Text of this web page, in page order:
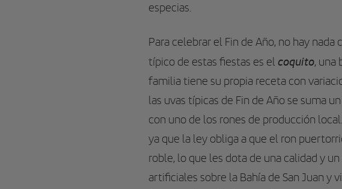
especias.
Para celebrar el Fin de Año, no hay
típico de estas fiestas es el coquito, una
familia tiene su propia receta con
las uvas típicas de Fin de Año se suma
con uno de los rones de producción
ya que la ley obliga a que el ron
roble, lo que les dota de una calidad y
artificiales sobre la Bahía de San Juan y